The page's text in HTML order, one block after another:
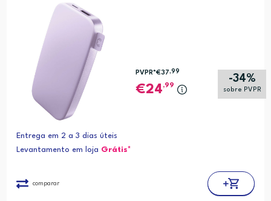
-34%
sobre PVPR
PVPR*€37,99
24,99
Entrega em 2 a 3 dias úteis
Levantamento em loja Grátis*
comparar